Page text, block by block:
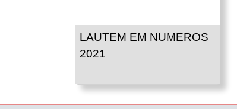
LAUTEM EM NUMEROS
2021